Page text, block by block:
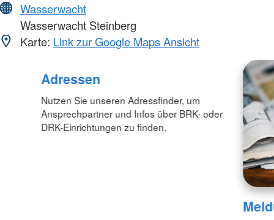
Wasserwacht
Wasserwacht Steinberg
Karte: Link zur Google Maps Ansicht
Adressen
Nutzen Sie unseren Adressfinder, um
Ansprechpartner und Infos über BRK- oder
DRK-Einrichtungen zu finden.